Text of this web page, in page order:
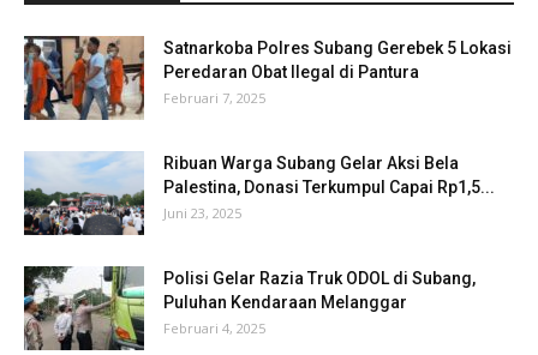
Satnarkoba Polres Subang Gerebek 5 Lokasi
Peredaran Obat Ilegal di Pantura
Februari 7, 2025
Ribuan Warga Subang Gelar Aksi Bela
Palestina, Donasi Terkumpul Capai Rp1,5...
Juni 23, 2025
Polisi Gelar Razia Truk ODOL di Subang,
Puluhan Kendaraan Melanggar
Februari 4, 2025